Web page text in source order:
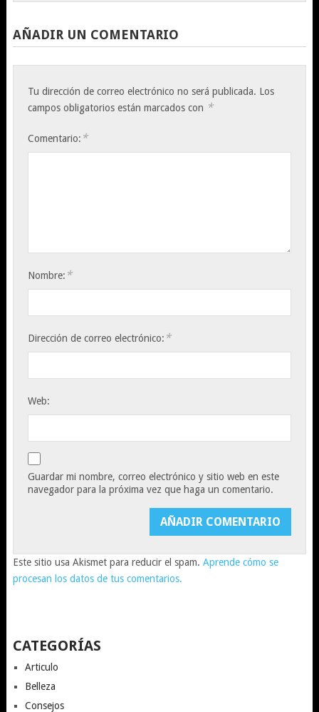
AÑADIR UN COMENTARIO
Tu dirección de correo electrónico no será publicada. Los
campos obligatorios están marcados con *
Comentario: *
Nombre: *
Dirección de correo electrónico: *
Web:
Guardar mi nombre, correo electrónico y sitio web en este
navegador para la próxima vez que haga un comentario.
Este sitio usa Akismet para reducir el spam. Aprende cómo se
procesan los datos de tus comentarios.
CATEGORÍAS
Articulo
Belleza
Consejos